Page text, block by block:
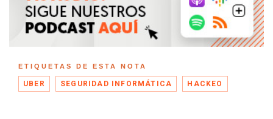
ETIQUETAS DE ESTA NOTA
UBER SEGURIDAD INFORMÁTICA HACKEO